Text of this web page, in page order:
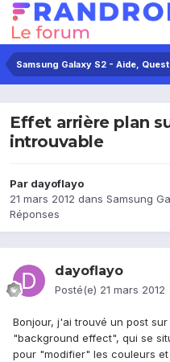
Samsung Galaxy S2 - Aide,
Effet arrière plan
introuvable
Par dayoflayo
21 mars 2012 dans Samsung
Réponses
dayoflayo
Posté(e) 21 mars 2012
Bonjour, j'ai trouvé un post
"background effect", qui se
pour "modifier" les couleurs